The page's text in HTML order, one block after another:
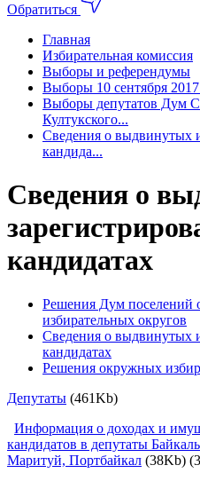
Обратиться
Главная
Избирательная комиссия
Выборы и референдумы
Выборы 10 сентября 2017
Выборы депутатов Дум
Култукского...
Сведения о выдвинутых
кандида...
Сведения о
кандидатах
Решения Дум поселений
избирательных округов
Сведения о выдвинутых
кандидатах
Решения окружных
Депутаты (461Kb)
Информация о доходах и
кандидатов в депутаты
Маритуй, Портбайкал (38Kb)